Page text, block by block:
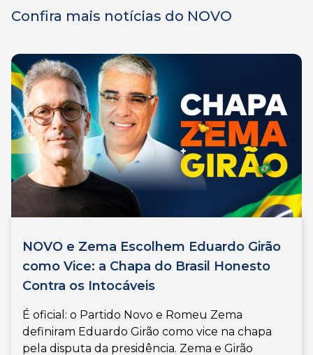
Confira mais notícias do NOVO
NOVO e Zema Escolhem Eduardo Girão
como Vice: a Chapa do Brasil Honesto
Contra os Intocáveis
É oficial: o Partido Novo e Romeu Zema
definiram Eduardo Girão como vice na chapa
pela disputa da presidência. Zema e Girão